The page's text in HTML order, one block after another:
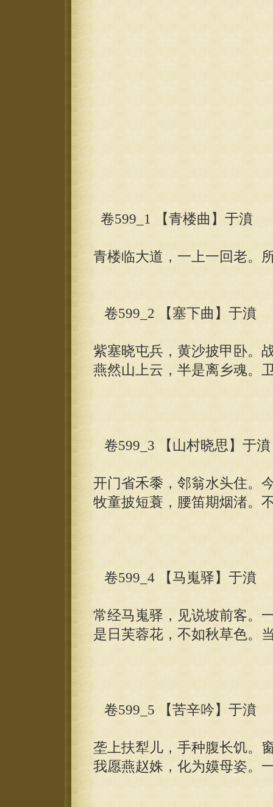
卷599_1 【青楼曲】于濆
青楼临大道，一上一回老。
卷599_2 【塞下曲】于濆
紫塞晓屯兵，黄沙披甲卧。
燕然山上云，半是离乡魂。
卷599_3 【山村晓思】于濆
开门省禾黍，邻翁水头住。
牧童披短蓑，腰笛期烟渚。
卷599_4 【马嵬驿】于濆
常经马嵬驿，见说坡前客。
是日芙蓉花，不如秋草色。
卷599_5 【苦辛吟】于濆
垄上扶犁儿，手种腹长饥。
我愿燕赵姝，化为嫫母姿。